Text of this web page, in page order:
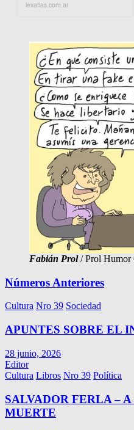
lexatlas.com.ar
Fabián Prol/ Prol Humor
Números Anteriores
Cultura Nro 39 Sociedad
APUNTES SOBRE EL
28 junio, 2026
Editor
Cultura Libros Nro 39 Política
SALVADOR FERLA – A
MUERTE